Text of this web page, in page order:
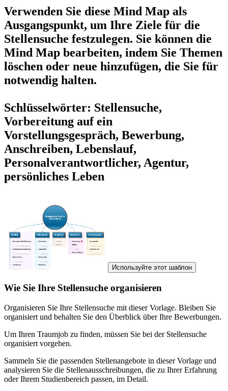
Verwenden Sie diese Mind Map als
Ausgangspunkt, um Ihre Ziele für die
Stellensuche festzulegen. Sie können die
Mind Map bearbeiten, indem Sie Themen
löschen oder neue hinzufügen, die Sie für
notwendig halten.
Schlüsselwörter: Stellensuche,
Vorbereitung auf ein
Vorstellungsgespräch, Bewerbung,
Anschreiben, Lebenslauf,
Personalverantwortlicher, Agentur,
persönliches Leben
Используйте этот шаблон
Wie Sie Ihre Stellensuche organisieren
Organisieren Sie Ihre Stellensuche mit dieser Vorlage. Bleiben Sie
organisiert und behalten Sie den Überblick über Ihre Bewerbungen.
Um Ihren Traumjob zu finden, müssen Sie bei der Stellensuche
organisiert vorgehen.
Sammeln Sie die passenden Stellenangebote in dieser Vorlage und
analysieren Sie die Stellenausschreibungen, die zu Ihrer Erfahrung
oder Ihrem Studienbereich passen, im Detail.